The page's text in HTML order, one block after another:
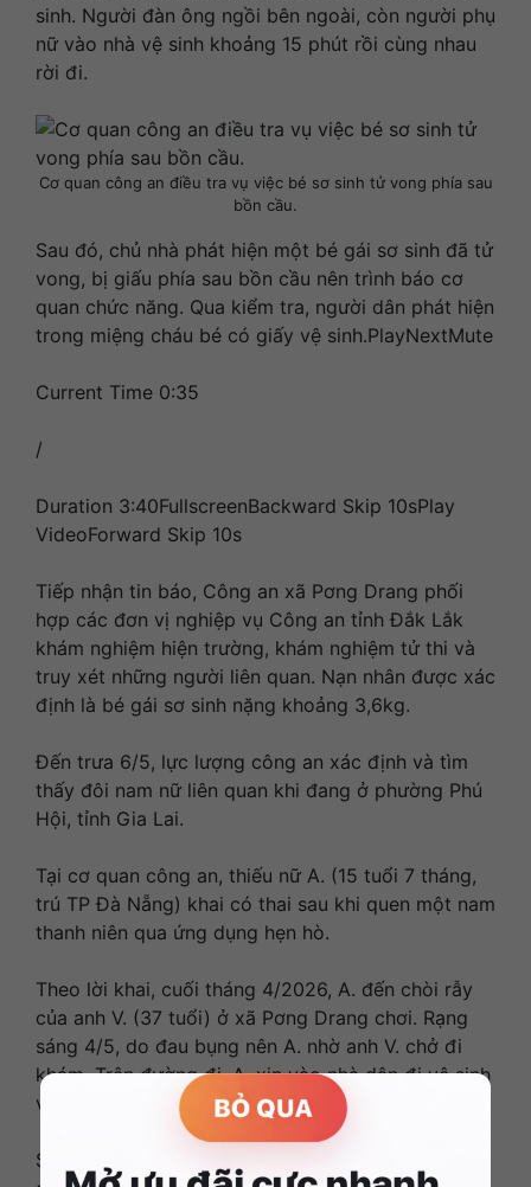
sinh. Người đàn ông ngồi bên ngoài, còn người phụ
nữ vào nhà vệ sinh khoảng 15 phút rồi cùng nhau
rời đi.
Cơ quan công an điều tra vụ việc bé sơ sinh tử vong phía sau
bồn cầu.
Sau đó, chủ nhà phát hiện một bé gái sơ sinh đã tử
vong, bị giấu phía sau bồn cầu nên trình báo cơ
quan chức năng. Qua kiểm tra, người dân phát hiện
trong miệng cháu bé có giấy vệ sinh.PlayNextMute
Current Time 0:35
/
Duration 3:40FullscreenBackward Skip 10sPlay
VideoForward Skip 10s
Tiếp nhận tin báo, Công an xã Pơng Drang phối
hợp các đơn vị nghiệp vụ Công an tỉnh Đắk Lắk
khám nghiệm hiện trường, khám nghiệm tử thi và
truy xét những người liên quan. Nạn nhân được xác
định là bé gái sơ sinh nặng khoảng 3,6kg.
Đến trưa 6/5, lực lượng công an xác định và tìm
thấy đôi nam nữ liên quan khi đang ở phường Phú
Hội, tỉnh Gia Lai.
Tại cơ quan công an, thiếu nữ A. (15 tuổi 7 tháng,
trú TP Đà Nẵng) khai có thai sau khi quen một nam
thanh niên qua ứng dụng hẹn hò.
Theo lời khai, cuối tháng 4/2026, A. đến chòi rẫy
của anh V. (37 tuổi) ở xã Pơng Drang chơi. Rạng
sáng 4/5, do đau bụng nên A. nhờ anh V. chở đi
khám. Trên đường đi, A. xin vào nhà dân đi vệ sinh
và sinh con tại đây.
Sau khi sinh, do lo sợ bị phát hiện, A. khai đã dùng